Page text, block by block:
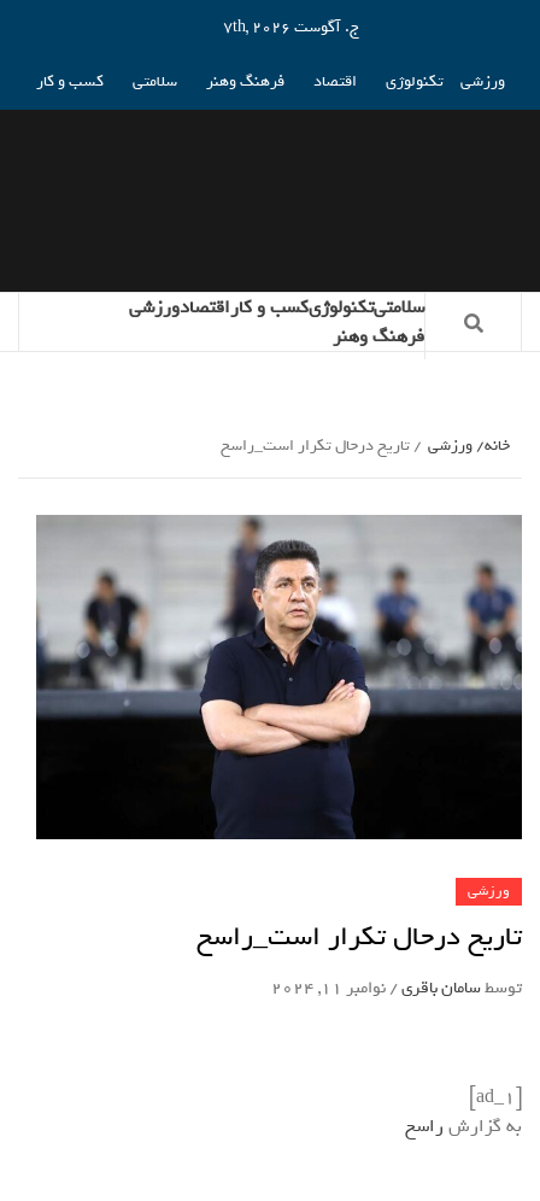
ج. آگوست 7th, 2026
ورزشی تکنولوژی اقتصاد فرهنگ وهنر سلامتی کسب و کار
سلامتیتکنولوژیکسب و کاراقتصادورزشی
فرهنگ وهنر
خانه ورزشی تاریخ درحال تکرار است_راسخ
ورزشی
تاریخ درحال تکرار است_راسخ
توسطسامان باقری/نوامبر 11, 2024
[ad_1]
به گزارش راسخ